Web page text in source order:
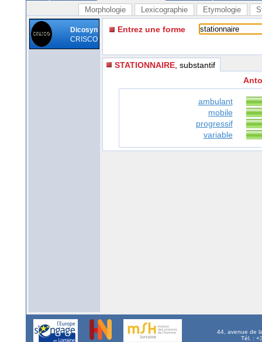
Morphologie Lexicographie Etymologie
Dicosyn
CRISCO
Entrez une forme
STATIONNAIRE , substantif
ambulant
mobile
progressif
variable
44, avenue de
Tél. :